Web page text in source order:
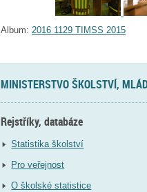
Album: 2016 1129 TIMSS 2015
MINISTERSTVO ŠKOLSTVÍ,
Rejstříky, databáze
Statistika školství
Pro veřejnost
O školské statistice